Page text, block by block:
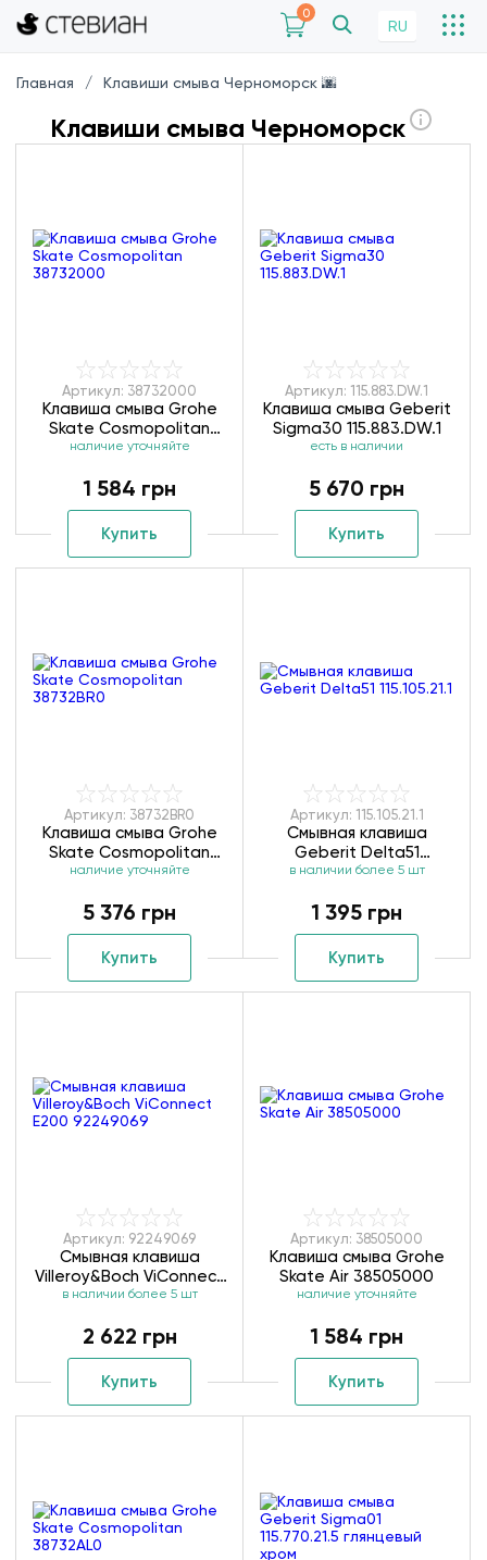
0
RU
Главная Клавиши смыва Черноморск 🌆
Клавиши смыва Черноморск
Артикул: 38732000
Клавиша смыва Grohe
Skate Cosmopolitan
38732000
наличие уточняйте
1 584 грн
Купить
Артикул: 115.883.DW.1
Клавиша смыва Geberit
Sigma30 115.883.DW.1
есть в наличии
5 670 грн
Купить
Артикул: 38732BR0
Клавиша смыва Grohe
Skate Cosmopolitan
38732BR0
наличие уточняйте
5 376 грн
Купить
Артикул: 115.105.21.1
Смывная клавиша
Geberit Delta51
115.105.21.1
в наличии более 5 шт
1 395 грн
Купить
Артикул: 92249069
Смывная клавиша
Villeroy&Boch ViConnect
Е200 92249069
в наличии более 5 шт
2 622 грн
Купить
Артикул: 38505000
Клавиша смыва Grohe
Skate Air 38505000
наличие уточняйте
1 584 грн
Купить